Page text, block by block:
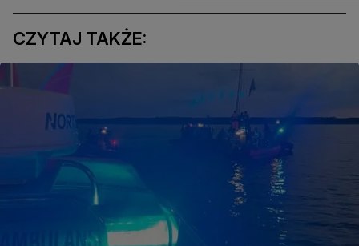
CZYTAJ TAKŻE: